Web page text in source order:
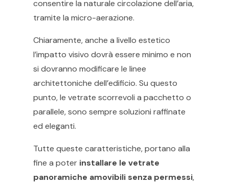
consentire la naturale circolazione dell’aria,
tramite la micro-aerazione.
Chiaramente, anche a livello estetico
l’impatto visivo dovrà essere minimo e non
si dovranno modificare le linee
architettoniche dell’edificio. Su questo
punto, le vetrate scorrevoli a pacchetto o
parallele, sono sempre soluzioni raffinate
ed eleganti.
Tutte queste caratteristiche, portano alla
fine a poter installare le vetrate
panoramiche amovibili senza permessi,